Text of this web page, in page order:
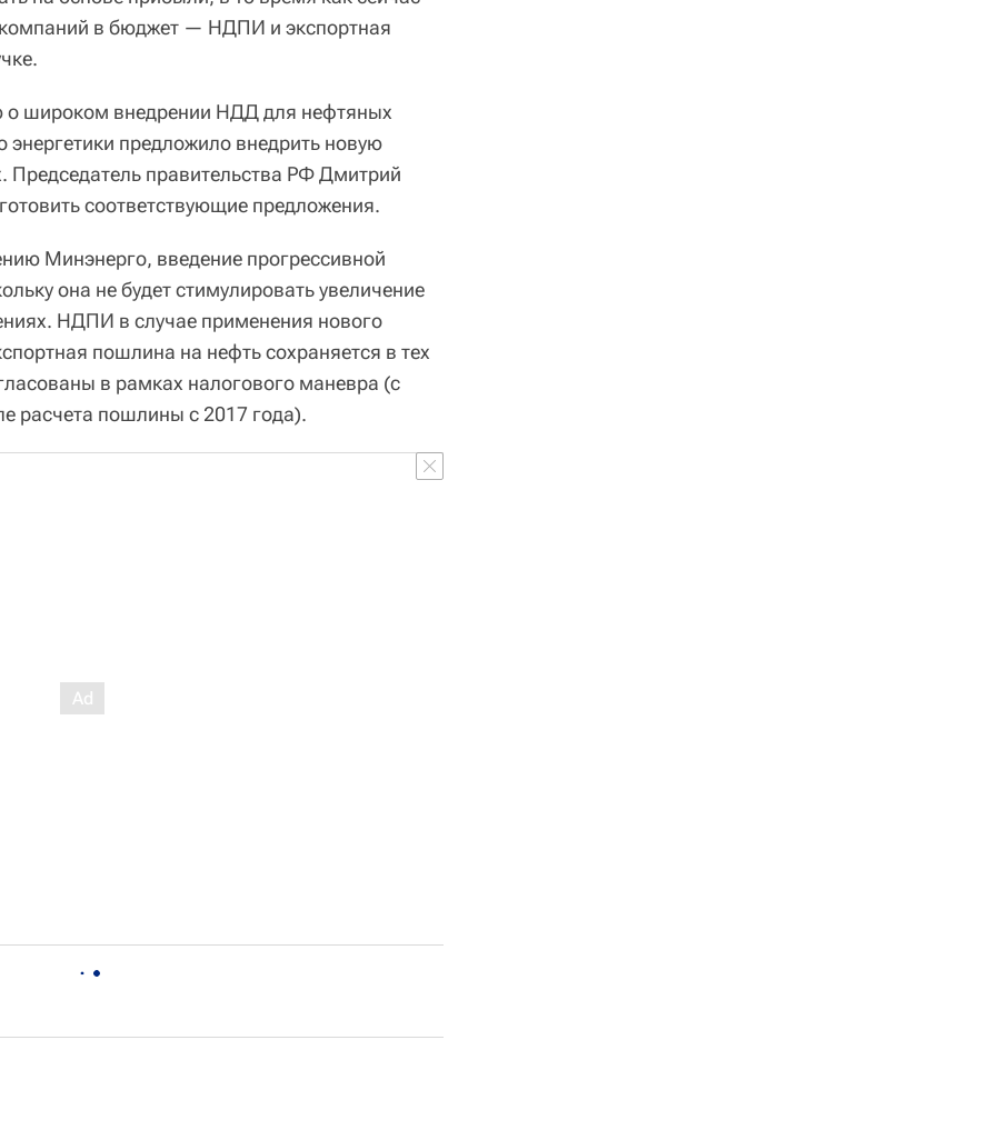
в бюджет — НДПИ и экспортная
широком внедрении НДД для нефтяных
предложило внедрить новую
Председатель правительства РФ Дмитрий
соответствующие предложения.
Минэнерго, введение прогрессивной
она не будет стимулировать увеличение
НДПИ в случае применения нового
пошлина на нефть сохраняется в тех
в рамках налогового маневра (с
расчета пошлины с 2017 года).